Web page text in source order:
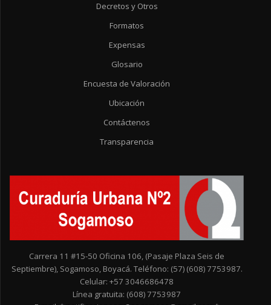
Decretos y Otros
Formatos
Expensas
Glosario
Encuesta de Valoración
Ubicación
Contáctenos
Transparencia
Carrera 11 #15-50 Oficina 106, (Pasaje Plaza Seis de
Septiembre), Sogamoso, Boyacá. Teléfono: (57) (608) 7753987.
Celular: +57 3046686478
Línea gratuita: (608) 7753987